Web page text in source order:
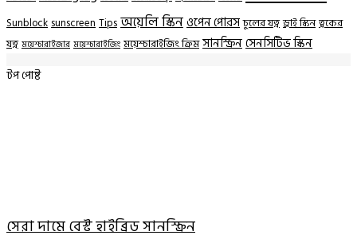
Sunblock sunscreen Tips অয়েলি স্কিনওপেন পোরস চুলের যত্ন ড্রাই স্কিন ত্বকের
যত্ন ময়েশ্চারাইজার ময়েশ্চারাইজিং ময়েশ্চারাইজিং ক্রিম সানস্ক্রিনসেনসিটিভ স্কিন
টপ পোষ্ট
সেরা দামে বেস্ট হাইব্রিড সানস্ক্রিন